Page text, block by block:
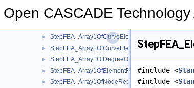
Open CASCADE Technology
► StepFEA_Array1OfCurveElementEndRelease.hxx
► StepFEA_Array1OfCurveElementInterval.hxx
► StepFEA_Array1OfDegreeOfFreedom.hxx
► StepFEA_Array1OfElementRepresentation.hxx
►
StepFEA_Array1OfNodeRepresentation.hxx
#include <
#include <